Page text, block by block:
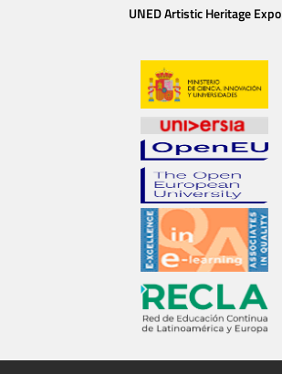
UNED Artistic Heritage Expo